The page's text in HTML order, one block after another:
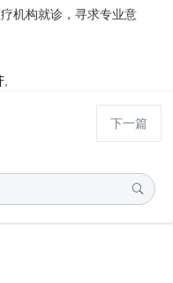
机构就诊，寻求专业意
下一篇